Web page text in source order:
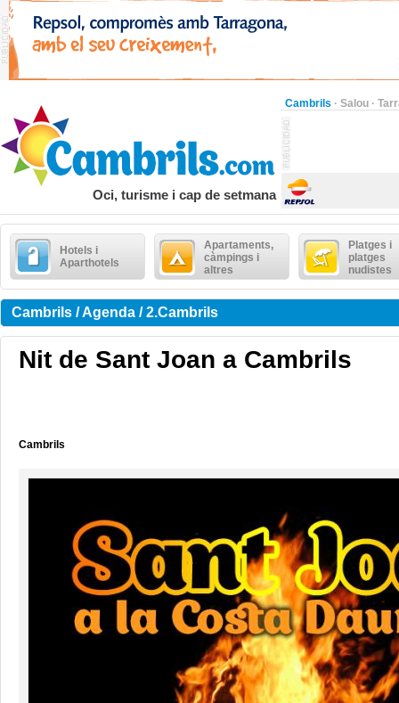
Cambrils · Salou ·
Oci, turisme i cap de setmana
Hotels i
Aparthotels
Apartaments,
càmpings i
altres
Platges i
platges
nudistes
Cambrils / Agenda / 2.Cambrils
Nit de Sant Joan a Cambrils
Cambrils